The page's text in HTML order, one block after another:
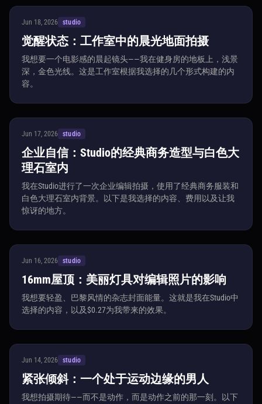
Jun 18, 2026 studio
觉醒状态：工作室中的晨光地面拍摄
我想要一个电影感的晨起镜头——我在健身房的地板上，浅景
深，金色光线。这是工作室根据我选择的几个形式构建的内
容。
Jun 17, 2026 studio
企业自信：Studio的经典商务造型与白色大
理石室内
我在Studio进行了一次企业编辑拍摄，使用了经典商务服装和
白色大理石室内背景。以下是我选择的内容、费用以及让我
惊讶的地方。
Jun 16, 2026 studio
16mm屋顶：美丽灯具对编辑照片的影响
我想要轻盈、巴黎风情的杂志封面能量。这就是我在Studio中
选择的内容，以及$0.27为我带来的效果。
Jun 14, 2026 studio
紧张倾斜：一个处于运动边缘的男人
我想拍摄期待——而不是动作，而是动作之前的那一刻。以下